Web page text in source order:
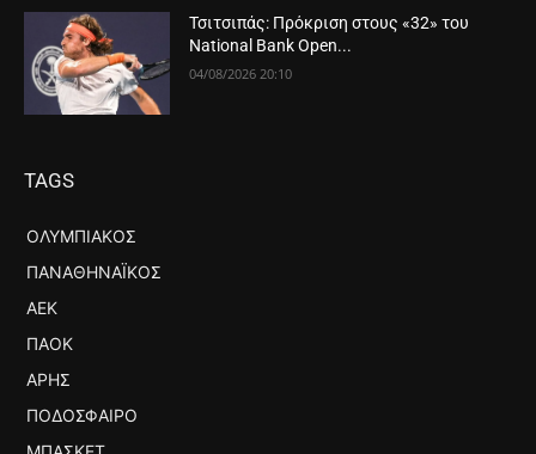
Τσιτσιπάς: Πρόκριση στους «32» του
National Bank Open...
04/08/2026 20:10
TAGS
ΟΛΥΜΠΙΑΚΌΣ
ΠΑΝΑΘΗΝΑΪΚΌΣ
ΑΕΚ
ΠΑΟΚ
ΆΡΗΣ
ΠΟΔΌΣΦΑΙΡΟ